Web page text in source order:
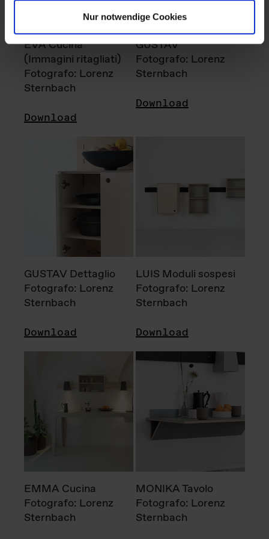
Nur notwendige Cookies
EVA Cucina
(Immagini ritagliati)
Fotografo: Lorenz
Sternbach
Download
GUSTAV
Fotografo: Lorenz
Sternbach
Download
GUSTAV Dettaglio
Fotografo: Lorenz
Sternbach
Download
LUIS Moduli sospesi
Fotografo: Lorenz
Sternbach
Download
EMMA Cucina
Fotografo: Lorenz
Sternbach
MONIKA Tavolo
Fotografo: Lorenz
Sternbach